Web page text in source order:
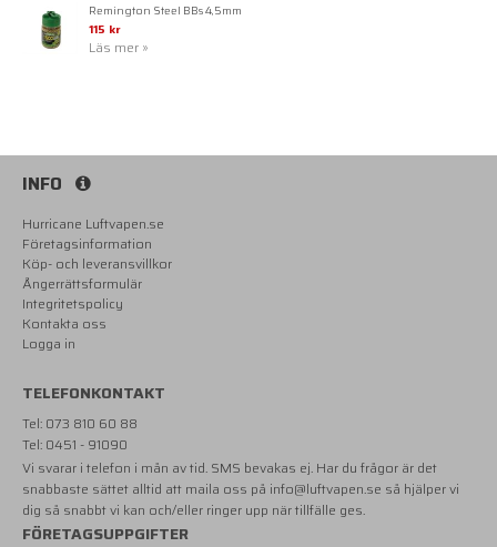
Remington Steel BBs 4,5mm
115 kr
Läs mer »
INFO
Hurricane Luftvapen.se
Företagsinformation
Köp- och leveransvillkor
Ångerrättsformulär
Integritetspolicy
Kontakta oss
Logga in
TELEFONKONTAKT
Tel: 073 810 60 88
Tel: 0451 - 91090
Vi svarar i telefon i mån av tid. SMS bevakas ej. Har du frågor är det
snabbaste sättet alltid att maila oss på info@luftvapen.se så hjälper vi
dig så snabbt vi kan och/eller ringer upp när tillfälle ges.
FÖRETAGSUPPGIFTER